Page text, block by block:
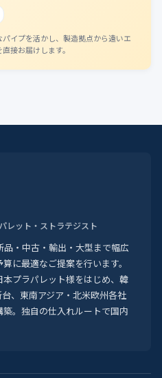
イプを活かし、製造拠点から遠いエ
接お届けします。
レット・ストラテジスト
・中古・輸出・大型まで幅広
に最適なご提案を行います。
プラパレット様をはじめ、韓
、東南アジア・北米欧州各社
。独自の仕入れルートで国内